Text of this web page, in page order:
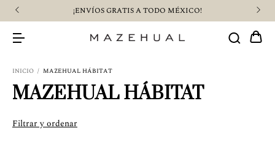
¡ENVÍOS GRATIS A TODO MÉXICO!
INICIO / MAZEHUAL HÁBITAT
MAZEHUAL HÁBITAT
Filtrar y ordenar